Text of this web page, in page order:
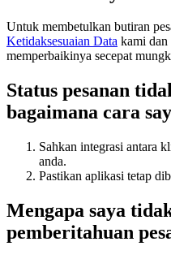
Untuk membetulkan butiran
Ketidaksesuaian Data kami dan
memperbaikinya secepat
Status pesanan
bagaimana cara
Sahkan integrasi antara
anda.
Pastikan aplikasi tetap
Mengapa saya
pemberitahuan